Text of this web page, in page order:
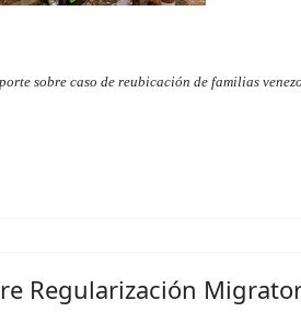
sobre caso de reubicación de familias
Regularización